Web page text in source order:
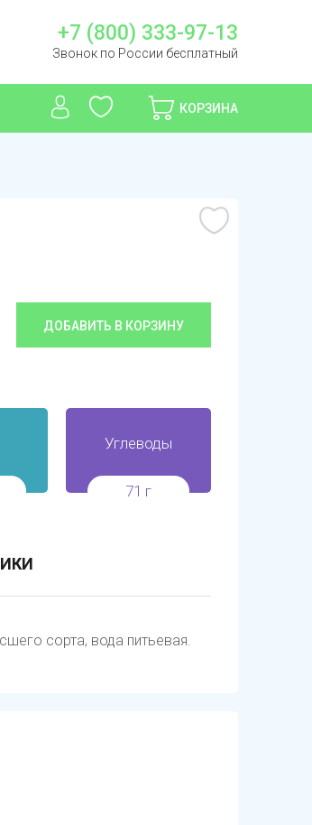
+7 (800) 333-97-13
Звонок по России бесплатный
КОРЗИНА
ДОБАВИТЬ В КОРЗИНУ
Углеводы
71 г
сорта, вода питьевая.